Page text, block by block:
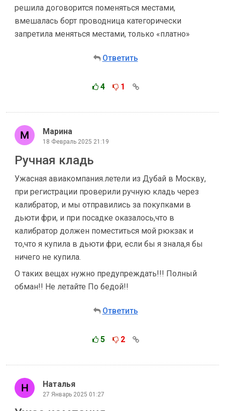
решила договорится поменяться местами,
вмешалась борт проводница категорически
запретила меняться местами, только «платно»
Ответить
4 1
Марина
18 Февраль 2025 21:19
Ручная кладь
Ужасная авиакомпания.летели из Дубай в Москву,
при регистрации проверили ручную кладь через
калибратор, и мы отправились за покупками в
дьюти фри, и при посадке оказалось,что в
калибратор должен поместиться мой рюкзак и
то,что я купила в дьюти фри, если бы я знала,я бы
ничего не купила.
О таких вещах нужно предупреждать!!! Полный
обман!! Не летайте По бедой!!
Ответить
5 2
Наталья
27 Январь 2025 01:27